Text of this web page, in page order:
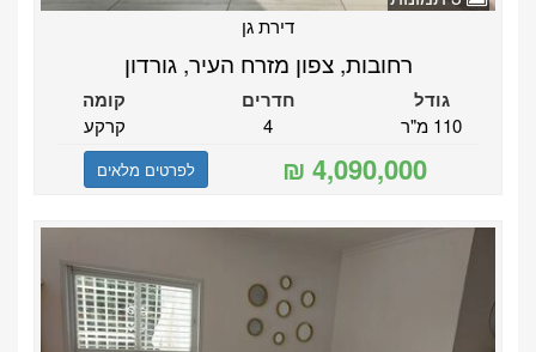
דירת גן
רחובות, צפון מזרח העיר, גורדון
גודל
110 מ"ר
חדרים
4
קומה
קרקע
לפרטים מלאים